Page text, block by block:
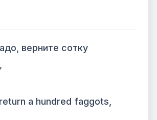
верните сотку
a hundred faggots,